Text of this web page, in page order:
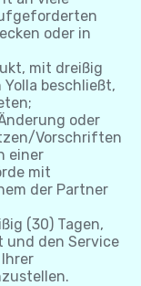
oder in
mit dreißig
beschließt,
oder
Vorschriften
einer
mit
der Partner
(30) Tagen,
und den Service